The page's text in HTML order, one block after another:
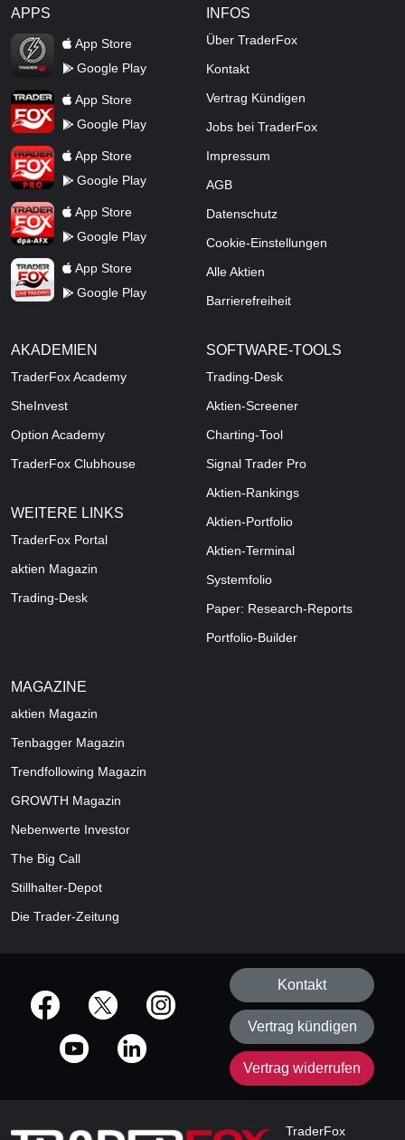
APPS
TraderFox Flash
App Store
Google Play
TraderFox AppApp Store
Google Play
TraderFox ProApp Store
Google Play
TraderFox dpa-AFX ProFeed
App Store
Google Play
TraderFox Live Trading
App Store
Google Play
INFOS
Über TraderFox
Kontakt
Vertrag Kündigen
Jobs bei TraderFox
Impressum
AGB
Datenschutz
Cookie-Einstellungen
Alle Aktien
Barrierefreiheit
AKADEMIEN
TraderFox Academy
SheInvest
Option Academy
TraderFox Clubhouse
WEITERE LINKS
TraderFox Portal
aktien Magazin
Trading-Desk
SOFTWARE-TOOLS
Trading-Desk
Aktien-Screener
Charting-Tool
Signal Trader Pro
Aktien-Rankings
Aktien-Portfolio
Aktien-Terminal
Systemfolio
Paper: Research-Reports
Portfolio-Builder
MAGAZINE
aktien Magazin
Tenbagger Magazin
Trendfollowing Magazin
GROWTH Magazin
Nebenwerte Investor
The Big Call
Stillhalter-Depot
Die Trader-Zeitung
offizielle Social Media-Accounts
Kontakt
Vertrag kündigen
Vertrag widerrufen
TraderFox